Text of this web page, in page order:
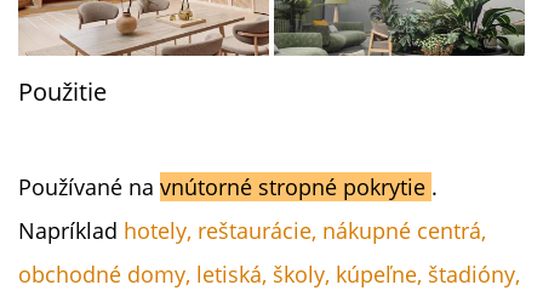
Použitie
Používané na vnútorné stropné pokrytie .
Napríklad hotely, reštaurácie, nákupné centrá,
obchodné domy, letiská, školy, kúpeľne, štadióny,